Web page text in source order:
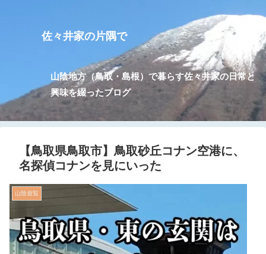
佐々井家の片隅で
山陰地方（鳥取・島根）で暮らす佐々井家の日常と
興味を綴ったブログ
【鳥取県鳥取市】鳥取砂丘コナン空港に、
名探偵コナンを見にいった
山陰遊覧